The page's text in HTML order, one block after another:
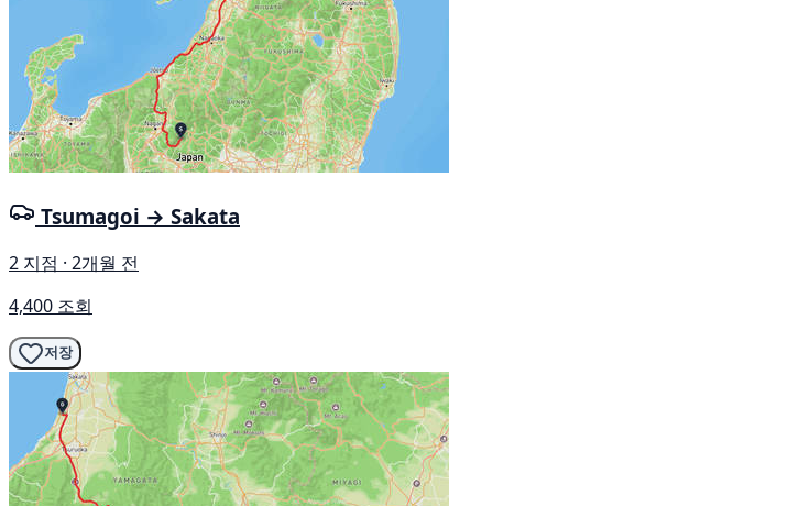
Tsumagoi → Sakata
2 지점 · 2개월 전
4,400 조회
저장